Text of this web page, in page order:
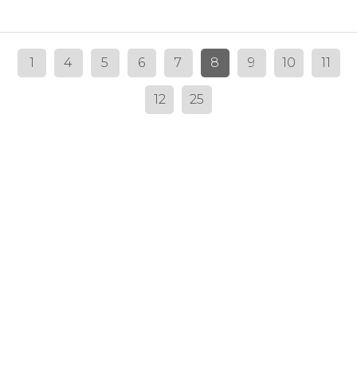
1 4 5 6 7 8 9 10 11
12 25